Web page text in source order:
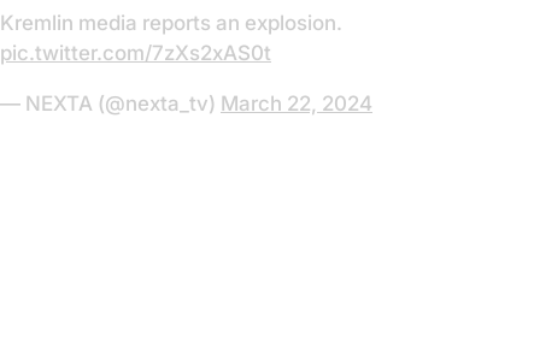
Kremlin media reports an explosion.
pic.twitter.com/7zXs2xAS0t
— NEXTA (@nexta_tv) March 22, 2024